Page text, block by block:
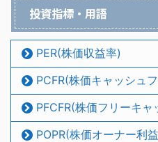
投資指標・用語
PER(株価収益率)
PCFR(株価キャッシュ
PFCFR(株価フリーキ
POPR(株価オーナー利